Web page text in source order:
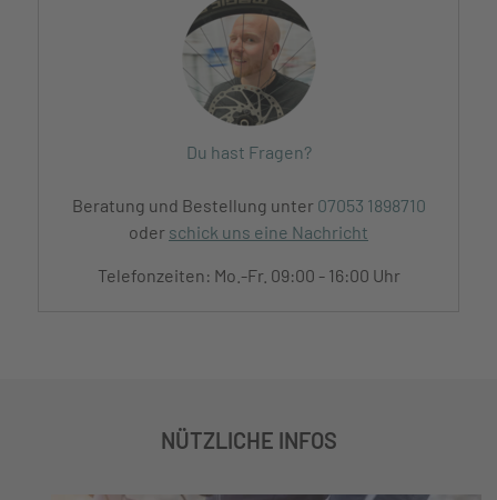
Du hast Fragen?
Beratung und Bestellung unter 07053 1898710
oder schick uns eine Nachricht
Telefonzeiten: Mo.-Fr. 09:00 - 16:00 Uhr
NÜTZLICHE INFOS